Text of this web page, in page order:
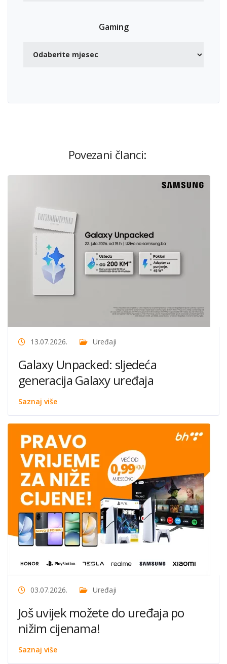
Gaming
Povezani članci:
13.07.2026. Uređaji
Galaxy Unpacked: sljedeća
generacija Galaxy uređaja
Saznaj više
03.07.2026. Uređaji
Još uvijek možete do uređaja po
nižim cijenama!
Saznaj više